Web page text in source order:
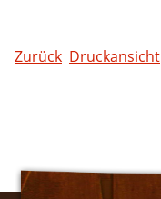
Zurück Druckansicht